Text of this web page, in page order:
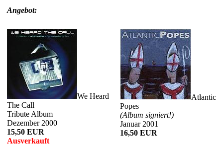
Angebot:
We Heard
The Call
Tribute Album
Dezember 2000
15,50 EUR
Ausverkauft
Atlantic
Popes
(Album signiert!)
Januar 2001
16,50 EUR